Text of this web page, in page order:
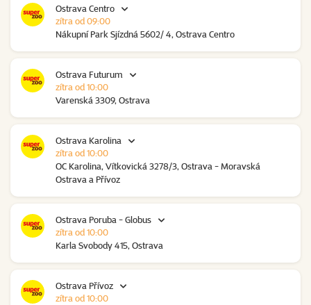
Ostrava Centro
Nákupní Park Sjízdná 5602/ 4, Ostrava Centro
zítra od 09:00
Ostrava Futurum
Varenská 3309, Ostrava
zítra od 10:00
Ostrava Karolina
OC Karolina, Vítkovická 3278/3, Ostrava - Moravská
Ostrava a Přívoz
zítra od 10:00
Ostrava Poruba - Globus
Karla Svobody 415, Ostrava
zítra od 10:00
Ostrava Přívoz
zítra od 10:00